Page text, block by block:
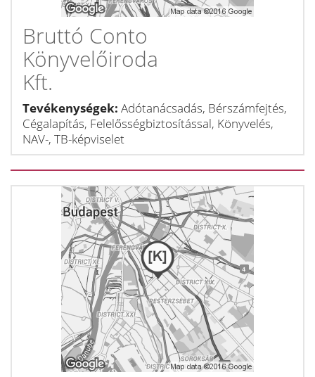
Bruttó Conto
Könyvelőiroda
Kft.
Tevékenységek: Adótanácsadás, Bérszámfejtés,
Cégalapítás, Felelősségbiztosítással, Könyvelés,
NAV-, TB-képviselet